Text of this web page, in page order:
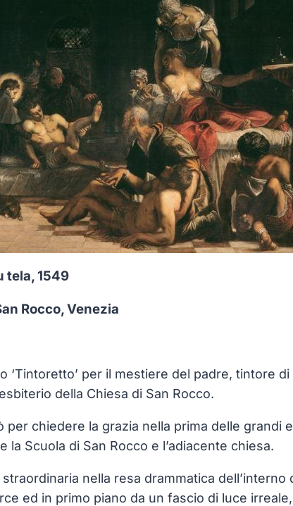
tela, 1549
Rocco, Venezia
‘Tintoretto’ per il mestiere del padre, tintore
della Chiesa di San Rocco.
chiedere la grazia nella prima delle grandi
Scuola di San Rocco e l’adiacente chiesa.
nella resa drammatica dell’interno
ed in primo piano da un fascio di luce